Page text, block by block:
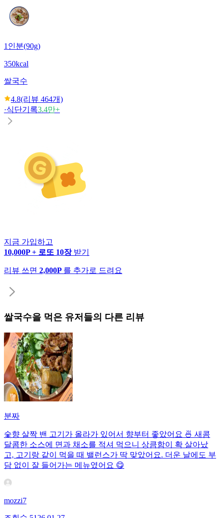
1인분(90g)
350kcal
쌀국수
4.8(리뷰 464개)
·식단기록3.4만+
지금 가입하고
10,000P + 로또 10장 받기
리뷰 쓰면 2,000P 를 추가로 드려요
쌀국수을 먹은 유저들의 다른 리뷰
분짜
숯향 살짝 밴 고기가 올라가 있어서 향부터 좋았어요 🍜 새콤
달콤한 소스에 면과 채소를 적셔 먹으니 상큼함이 확 살아났
고, 고기랑 같이 먹을 때 밸런스가 딱 맞았어요. 더운 날에도 부
담 없이 잘 들어가는 메뉴였어요 😋
mozzi7